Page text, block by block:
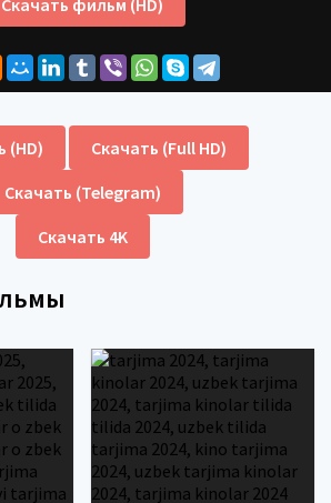
(HD)
Скачать (Full HD)
Скачать (Telegram)
Скачать 4K